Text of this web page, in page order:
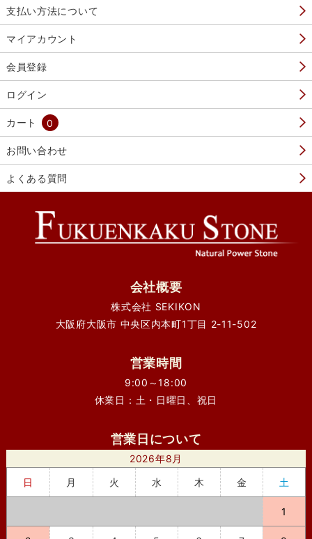
支払い方法について
マイアカウント
会員登録
ログイン
カート 0
お問い合わせ
よくある質問
会社概要
株式会社 SEKIKON
大阪府大阪市 中央区内本町1丁目 2-11-502
営業時間
9:00～18:00
休業日：土・日曜日、祝日
営業日について
2026年8月
日
月 火 水 木 金 土
1